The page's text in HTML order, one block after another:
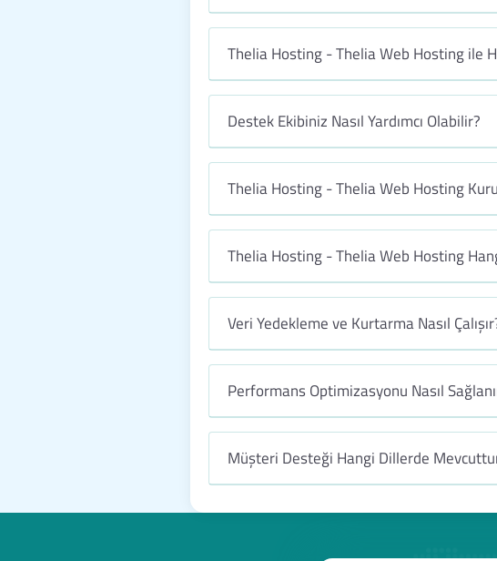
Thelia Hosting - Thelia Web Hosting ile
Destek Ekibiniz Nasıl Yardımcı Olabilir?
Thelia Hosting - Thelia Web Hosting
Thelia Hosting - Thelia Web Hosting
Veri Yedekleme ve Kurtarma Nasıl
Performans Optimizasyonu Nasıl
Müşteri Desteği Hangi Dillerde